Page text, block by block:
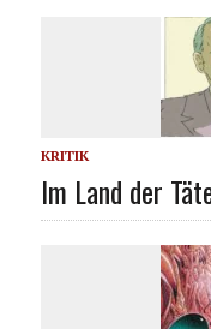
KRITIK
Im Land der